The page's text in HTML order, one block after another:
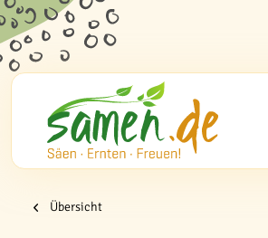
Übersicht